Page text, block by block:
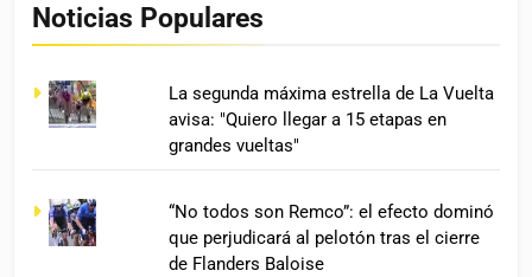
Noticias Populares
La segunda máxima estrella de La Vuelta
avisa: "Quiero llegar a 15 etapas en
grandes vueltas"
“No todos son Remco”: el efecto dominó
que perjudicará al pelotón tras el cierre
de Flanders Baloise